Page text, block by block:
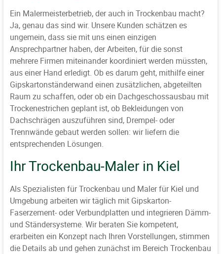
Ein Malermeisterbetrieb, der auch in Trockenbau macht?
Ja, genau das sind wir. Unsere Kunden schätzen es
ungemein, dass sie mit uns einen einzigen
Ansprechpartner haben, der Arbeiten, für die sonst
mehrere Firmen miteinander koordiniert werden müssten,
aus einer Hand erledigt. Ob es darum geht, mithilfe einer
Gipskartonständerwand einen zusätzlichen, abgeteilten
Raum zu schaffen, oder ob ein Dachgeschossausbau mit
Trockenestrichen geplant ist, ob Bekleidungen von
Dachschrägen auszuführen sind, Drempel- oder
Trennwände gebaut werden sollen: wir liefern die
entsprechenden Lösungen.
Ihr Trockenbau-Maler in Kiel
Als Spezialisten für Trockenbau und Maler für Kiel und
Umgebung arbeiten wir täglich mit Gipskarton-
Faserzement- oder Verbundplatten und integrieren Dämm-
und Ständersysteme. Wir beraten Sie kompetent,
erarbeiten ein Konzept nach Ihren Vorstellungen, stimmen
die Details ab und gehen zunächst im Bereich Trockenbau